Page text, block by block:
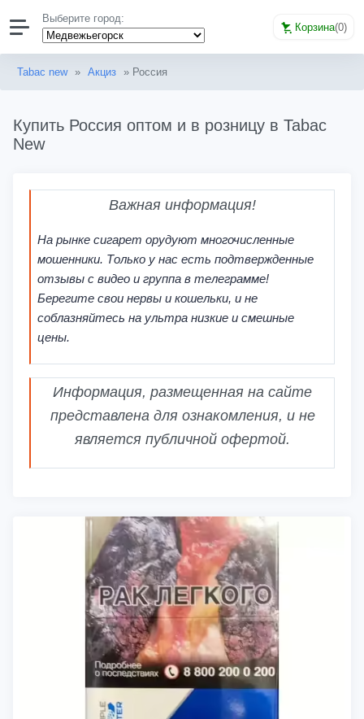
Выберите город:
Корзина(0)
Tabac new » Акциз » Россия
Купить Россия оптом и в розницу в Tabac
New
Важная информация!
На рынке сигарет орудуют многочисленные
мошенники. Только у нас есть подтвержденные
отзывы с видео и группа в телеграмме!
Берегите свои нервы и кошельки, и не
соблазняйтесь на ультра низкие и смешные
цены.
Информация, размещенная на сайте
представлена для ознакомления, и не
является публичной офертой.